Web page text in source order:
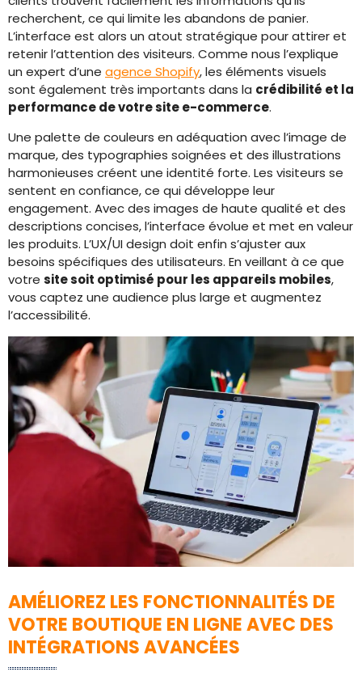
recherchent, ce qui limite les abandons de panier.
L’interface est alors un atout stratégique pour attirer et
retenir l’attention des visiteurs. Comme nous l’explique
un expert d’une agence Shopify, les éléments visuels
sont également très importants dans la crédibilité et la
performance de votre site e-commerce.
Une palette de couleurs en adéquation avec l’image de
marque, des typographies soignées et des illustrations
harmonieuses créent une identité forte. Les visiteurs se
sentent en confiance, ce qui développe leur
engagement. Avec des images de haute qualité et des
descriptions concises, l’interface évolue et met en valeur
les produits. L’UX/UI design doit enfin s’ajuster aux
besoins spécifiques des utilisateurs. En veillant à ce que
votre site soit optimisé pour les appareils mobiles,
vous captez une audience plus large et augmentez
l’accessibilité.
AMÉLIOREZ LES FONCTIONNALITÉS DE
VOTRE BOUTIQUE EN LIGNE AVEC DES
INTÉGRATIONS AVANCÉES